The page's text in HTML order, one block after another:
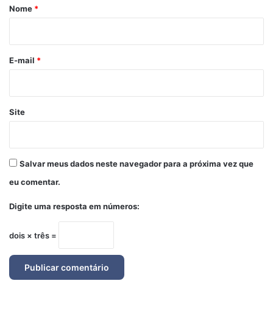
r
*
Nome *
E-mail *
Site
Salvar meus dados neste navegador para a próxima vez que
eu comentar.
Digite uma resposta em números:
dois × três =